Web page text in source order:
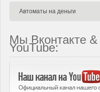
Автоматы на деньги
Мы Вконтакте &
YouTube: